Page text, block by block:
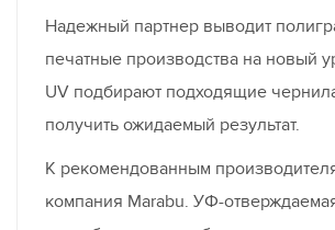
Надежный партнер выводит
печатные производства на новый
UV подбирают подходящие
получить ожидаемый результат.
К рекомендованным
компания Marabu. УФ-